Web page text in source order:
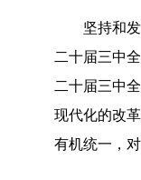
坚持和发展
二十届三中
二十届三中
现代化的改
有机统一，